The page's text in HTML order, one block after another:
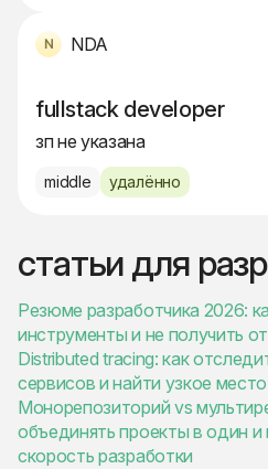
NDA
fullstack developer
зп не указана
middle удалённо
статьи для
Резюме разработчика 2026:
инструменты и не получить
Distributed tracing: как
сервисов и найти узкое
Монорепозиторий vs
объединять проекты в один и
скорость разработки